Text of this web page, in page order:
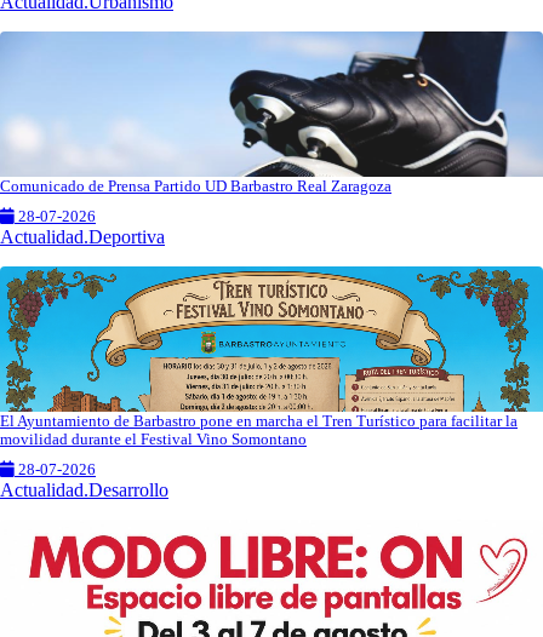
Comunicado de Prensa Partido UD Barbastro Real Zaragoza
28-07-2026
Actualidad.Deportiva
El Ayuntamiento de Barbastro pone en marcha el Tren Turístico para facilitar la
movilidad durante el Festival Vino Somontano
28-07-2026
Actualidad.Desarrollo